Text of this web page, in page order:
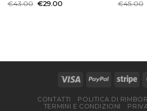
€43.00 €29.00
€45.00
CONTATTI
POLITICA DI
TERMINI E CONDIZIONI